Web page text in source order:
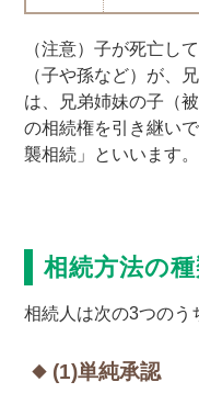
（注意）子が死亡し
（子や孫など）が、
は、兄弟姉妹の子（
の相続権を引き継い
襲相続」といいます
相続方法の
相続人は次の3つのう
(1)単純承認